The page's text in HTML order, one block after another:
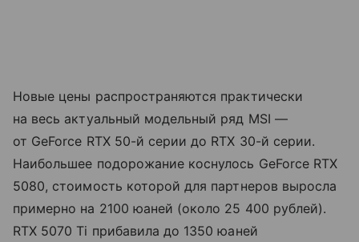
Новые цены распространяются практически
на весь актуальный модельный ряд MSI —
от GeForce RTX 50-й серии до RTX 30-й серии.
Наибольшее подорожание коснулось GeForce RTX
5080, стоимость которой для партнеров выросла
примерно на 2100 юаней (около 25 400 рублей).
RTX 5070 Ti прибавила до 1350 юаней